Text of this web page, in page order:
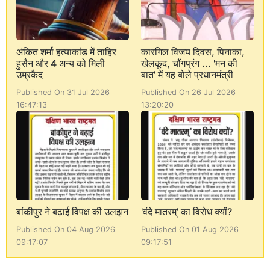
अंकित शर्मा हत्याकांड में ताहिर
हुसैन और 4 अन्य को मिली
उम्रकैद
Published On 31 Jul 2026
16:47:13
कारगिल विजय दिवस, पिनाका,
खेलकूद, चौंगप्रंग ... 'मन की
बात' में यह बोले प्रधानमंत्री
Published On 26 Jul 2026
13:20:20
बांकीपुर ने बढ़ाई विपक्ष की उलझन
Published On 04 Aug 2026
09:17:07
'वंदे मातरम्' का विरोध क्यों?
Published On 01 Aug 2026
09:17:51